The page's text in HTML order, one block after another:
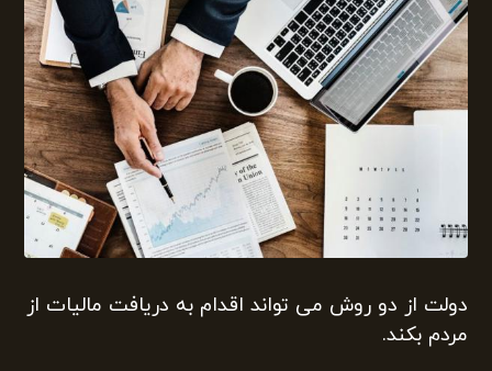
دولت از دو روش می تواند اقدام به دریافت مالیات از
مردم بکند.